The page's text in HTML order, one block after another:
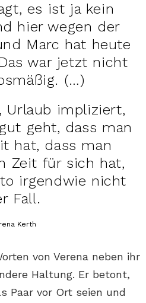
es ist ja kein
hier wegen der
Marc hat heute
war jetzt nicht
(…)
Urlaub impliziert,
geht, dass man
hat, dass man
Zeit für sich hat,
irgendwie nicht
Fall.
Kerth
von Verena neben ihr
Haltung. Er betont,
Paar vor Ort seien und